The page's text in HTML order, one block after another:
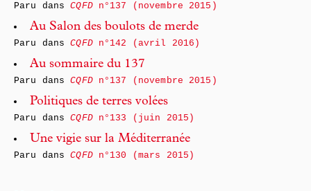
Paru dansCQFDn°137 (novembre 2015)
Au Salon des boulots de merde
Paru dansCQFDn°142 (avril 2016)
Au sommaire du 137
Paru dansCQFDn°137 (novembre 2015)
Politiques de terres volées
Paru dansCQFDn°133 (juin 2015)
Une vigie sur la Méditerranée
Paru dansCQFDn°130 (mars 2015)